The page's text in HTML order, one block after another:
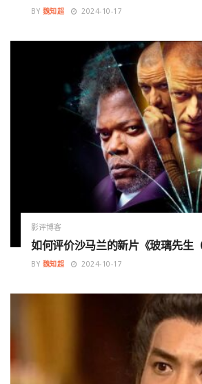
BY 魏知超 2024-10-17
影评博客
如何评价沙马兰的新片《玻璃先生
BY 魏知超 2024-10-17